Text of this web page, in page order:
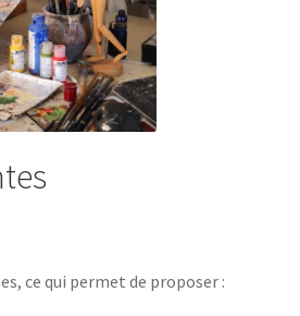
ce qui permet de proposer :